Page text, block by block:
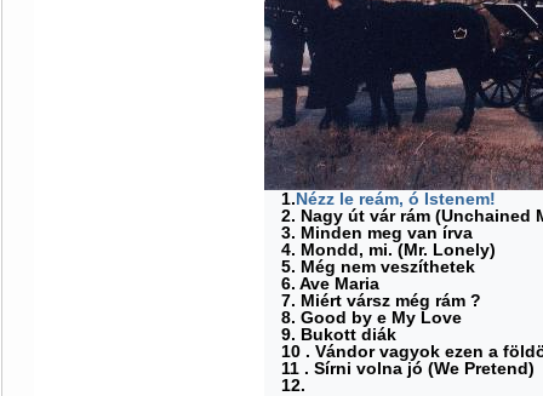
1.Nézz le reám, ó Istenem!
2. Nagy út vár rám (Unchained
3. Minden meg van írva
4. Mondd, mi. (Mr. Lonely)
5. Még nem veszíthetek
6. Ave Maria
7. Miért vársz még rám ?
8. Good by e My Love
9. Bukott diák
10 . Vándor vagyok ezen a
11 . Sírni volna jó (We Pretend)
12.